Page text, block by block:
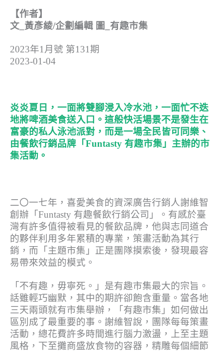
【作者】
文_黃彥綾/企劃編輯 圖_有趣市集
2023年1月號 第131期
2023-01-04
炎炎夏日，一面將雙腳浸入冷水池，一面忙不迭
地將啤酒美食送入口。這般快活場景不是發生在
富豪的私人泳池派對，而是一場全民皆可同樂、
由餐飲行銷品牌「Funtasty 有趣市集」主辦的市
集活動。
二〇一七年，喜愛美食的資深廣告行銷人謝維智
創辦「Funtasty 有趣餐飲行銷公司」。有感於臺
灣有許多值得被看見的餐飲品牌，他與志同道合
的夥伴利用多年累積的專業，策畫活動為其行
銷，而「主題市集」正是團隊摸索後，發現最容
易帶來效益的模式。
「不有趣，毋寧死。」是有趣市集最大的宗旨。
話雖輕巧幽默，其中的期許卻飽含重量。當各地
三天兩頭就有市集舉辦，「有趣市集」如何做出
區別成了最重要的事。謝維智說，團隊每每策畫
活動，總花費許多時間進行腦力激盪，上至主題
風格，下至攤商盛放食物的容器，精雕每個細節